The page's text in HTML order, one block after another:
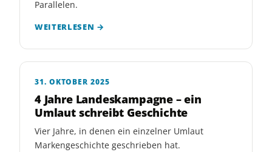
Parallelen.
WEITERLESEN →
31. OKTOBER 2025
4 Jahre Landeskampagne – ein
Umlaut schreibt Geschichte
Vier Jahre, in denen ein einzelner Umlaut
Markengeschichte geschrieben hat.